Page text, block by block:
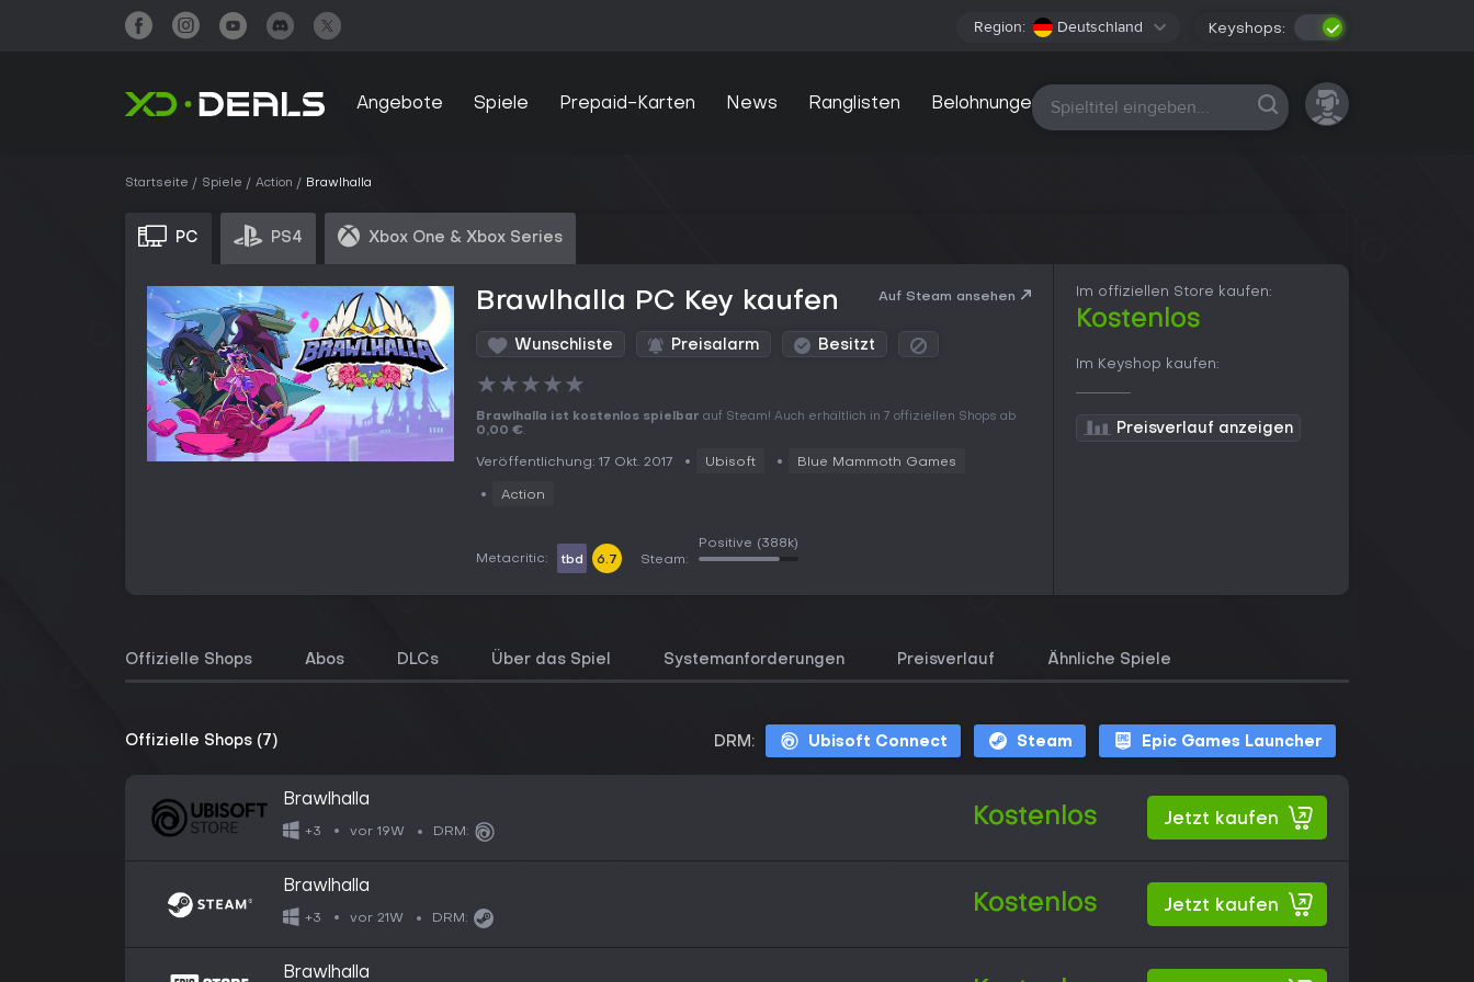
Region: Deutschland Keyshops:
Angebote Spiele Prepaid-Karten News Ranglisten Belohnungen Alle Plattformen
Startseite Spiele Action Brawlhalla
PC PS4 Xbox One & Xbox Series
Brawlhalla PC Key kaufen Auf Steam ansehen
Wunschliste Preisalarm Besitzt
★★★★★
Brawlhalla ist kostenlos spielbar auf Steam! Auch erhältlich in 7 offiziellen Shops ab
0,00 €.
Veröffentlichung: 17 Okt. 2017 Ubisoft Blue Mammoth Games
Action
Metacritic: tbd 6.7 Steam:
Positive (388k)
Im offiziellen Store kaufen:
Kostenlos
Im Keyshop kaufen:
Preisverlauf anzeigen
Offizielle Shops Abos DLCs Über das Spiel Systemanforderungen Preisverlauf Ähnliche Spiele
Offizielle Shops (7) DRM: Ubisoft Connect Steam Epic Games Launcher
Brawlhalla
+3 vor 19W DRM:
Kostenlos Jetzt kaufen
Brawlhalla
+3 vor 21W DRM:
Kostenlos Jetzt kaufen
Brawlhalla